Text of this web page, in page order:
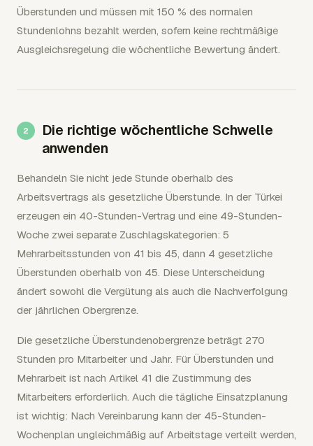
Überstunden und müssen mit 150 % des normalen
Stundenlohns bezahlt werden, sofern keine rechtmäßige
Ausgleichsregelung die wöchentliche Bewertung ändert.
Die richtige wöchentliche Schwelle
anwenden
Behandeln Sie nicht jede Stunde oberhalb des
Arbeitsvertrags als gesetzliche Überstunde. In der Türkei
erzeugen ein 40-Stunden-Vertrag und eine 49-Stunden-
Woche zwei separate Zuschlagskategorien: 5
Mehrarbeitsstunden von 41 bis 45, dann 4 gesetzliche
Überstunden oberhalb von 45. Diese Unterscheidung
ändert sowohl die Vergütung als auch die Nachverfolgung
der jährlichen Obergrenze.
Die gesetzliche Überstundenobergrenze beträgt 270
Stunden pro Mitarbeiter und Jahr. Für Überstunden und
Mehrarbeit ist nach Artikel 41 die Zustimmung des
Mitarbeiters erforderlich. Auch die tägliche Einsatzplanung
ist wichtig: Nach Vereinbarung kann der 45-Stunden-
Wochenplan ungleichmäßig auf Arbeitstage verteilt werden,